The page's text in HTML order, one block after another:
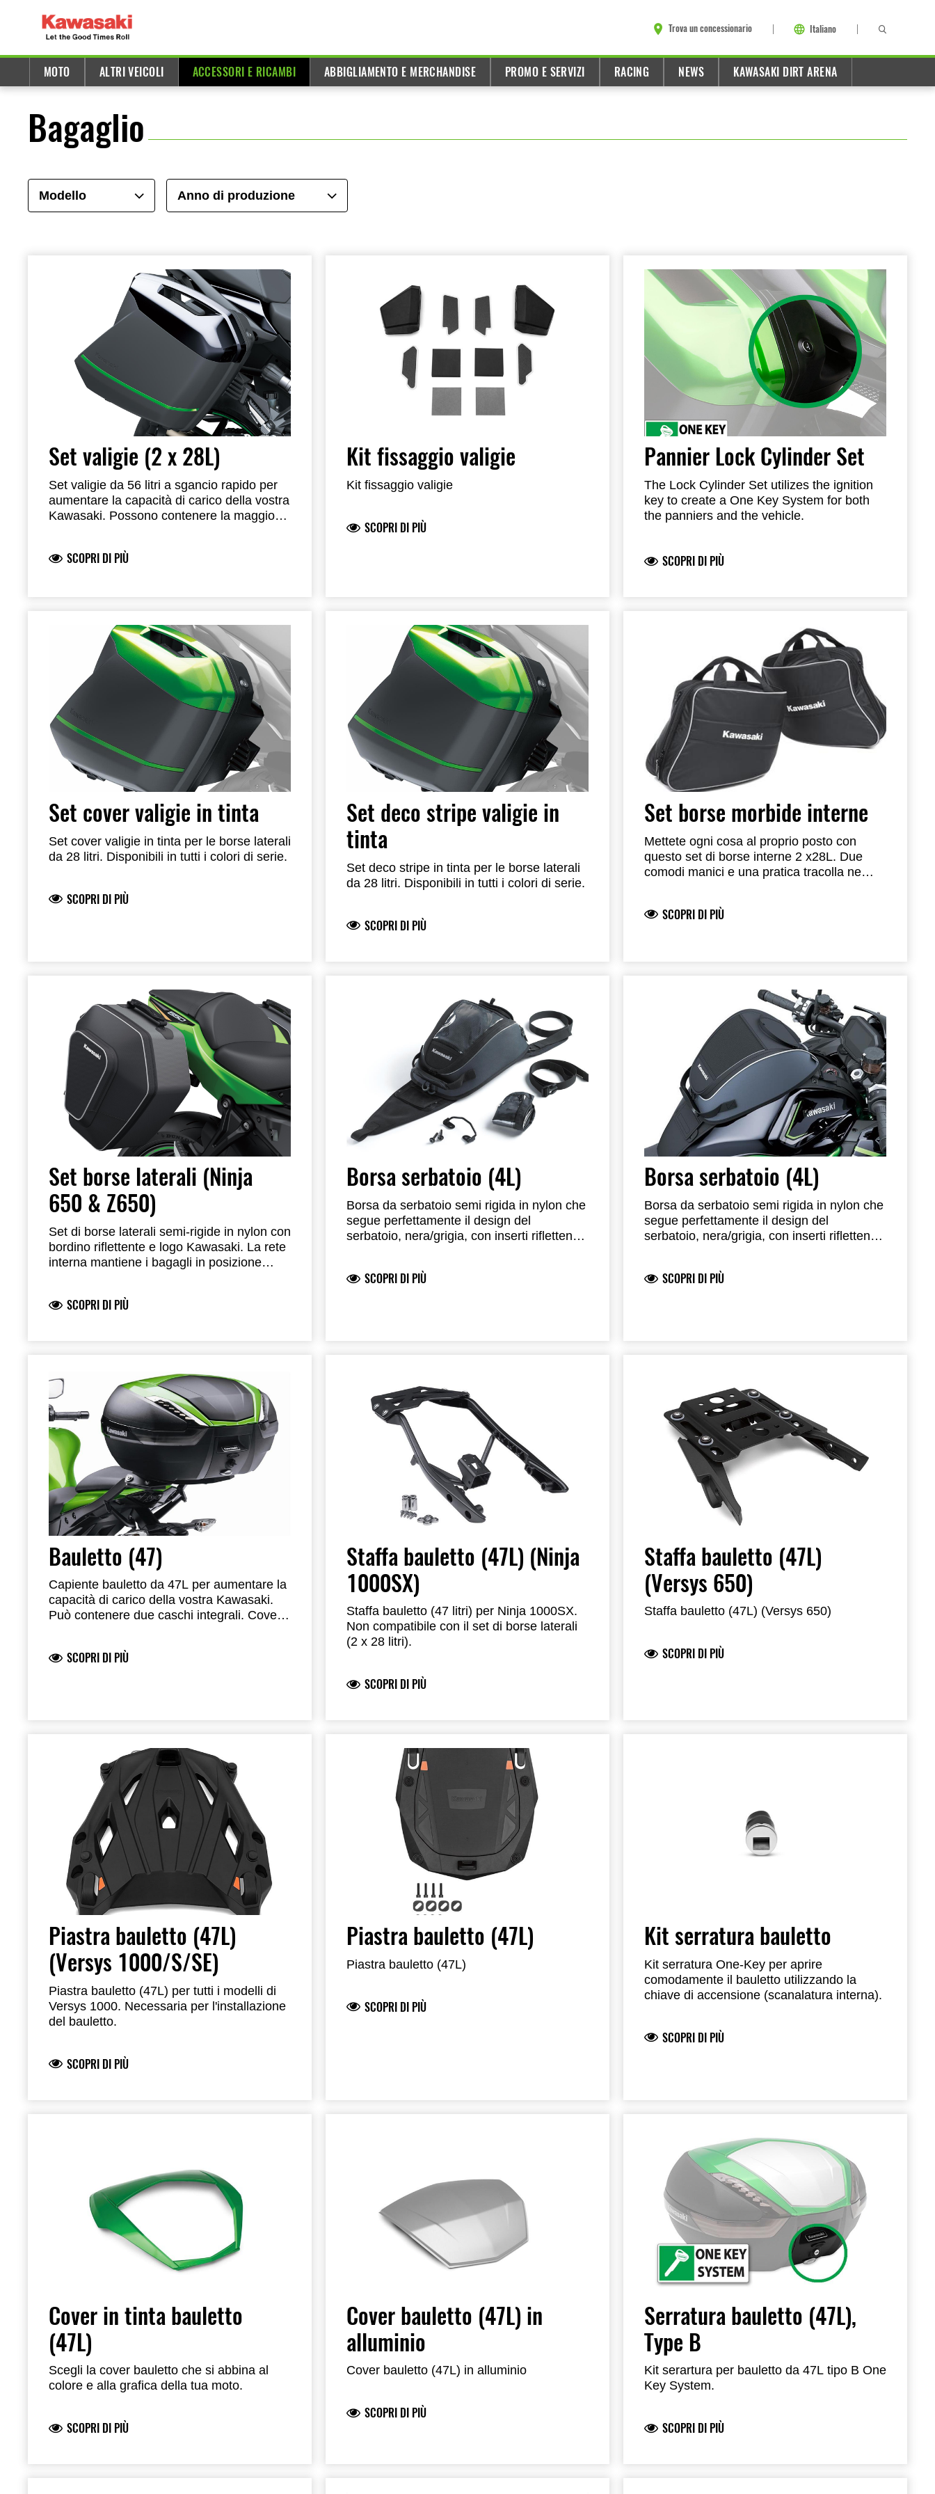
Trova un concessionario Italiano
MOTO ALTRI VEICOLI ACCESSORI E RICAMBI ABBIGLIAMENTO E MERCHANDISE PROMO E SERVIZI RACING NEWS KAWASAKI DIRT ARENA
Bagaglio
Modello Anno di produzione
Set valigie (2 x 28L)
Set valigie da 56 litri a sgancio rapido per
aumentare la capacità di carico della vostra
Kawasaki. Possono contenere la maggior
serie e, una volta rimosse, lasciano
chiave di accensione. Per l'installazione
sono necessari: Set valigie 2x28L - Kit
fissaggio valigie - Cover in tinta - Deco
stripe in tinta - Kit serrature.
SCOPRI DI PIÙ
Kit fissaggio valigie
Kit fissaggio valigie
SCOPRI DI PIÙ
Pannier Lock Cylinder Set
The Lock Cylinder Set utilizes the ignition
key to create a One Key System for both
the panniers and the vehicle.
Material: Steel
SCOPRI DI PIÙ
Set cover valigie in tinta
Set cover valigie in tinta per le borse laterali
da 28 litri. Disponibili in tutti i colori di serie.
SCOPRI DI PIÙ
Set deco stripe valigie in
tinta
Set deco stripe in tinta per le borse laterali
da 28 litri. Disponibili in tutti i colori di serie.
SCOPRI DI PIÙ
Set borse morbide interne
Mettete ogni cosa al proprio posto con
questo set di borse interne 2 x28L. Due
comodi manici e una pratica tracolla ne
SCOPRI DI PIÙ
Set borse laterali (Ninja
650 & Z650)
Set di borse laterali semi-rigide in nylon con
bordino riflettente e logo Kawasaki. La rete
interna mantiene i bagagli in posizione
staffa grazie alle apposite clip. Sono
sistema 815 mm. Per il montaggio è
necessario il set staffe dedicato. Non
compatibili con il bauletto o lo scarico
Arrow.
SCOPRI DI PIÙ
Borsa serbatoio (4L)
Borsa da serbatoio semi rigida in nylon che
segue perfettamente il design del
serbatoio, nera/grigia, con inserti riflettenti
degli auricolari dello smartphone , oppure
approssimativa 4 litri. Per il montaggio è
necessario acquistare separatamente la
staffa dedicata.
SCOPRI DI PIÙ
Borsa serbatoio (4L)
Borsa da serbatoio semi rigida in nylon che
segue perfettamente il design del
serbatoio, nera/grigia, con inserti riflettenti
degli auricolari dello smartphone , oppure
2Kg. Per il montaggio è necessaria la staffa
corrispondente.
SCOPRI DI PIÙ
Bauletto (47)
Capiente bauletto da 47L per aumentare la
capacità di carico della vostra Kawasaki.
Può contenere due caschi integrali. Cover
separatamente. Questo bauletto è dotato
L x 584 mm (23”) P x 305 mm (12") A. il
limite di carico del bauletto è di 5 kg (11
libbre). Sulla Ninja 1000 SX, il bauletto (47
litri) non è compatibile con le borse laterali.
SCOPRI DI PIÙ
Staffa bauletto (47L) (Ninja
1000SX)
Staffa bauletto (47 litri) per Ninja 1000SX.
Non compatibile con il set di borse laterali
(2 x 28 litri).
SCOPRI DI PIÙ
Staffa bauletto (47L)
(Versys 650)
Staffa bauletto (47L) (Versys 650)
SCOPRI DI PIÙ
Piastra bauletto (47L)
(Versys 1000/S/SE)
Piastra bauletto (47L) per tutti i modelli di
Versys 1000. Necessaria per l'installazione
del bauletto.
SCOPRI DI PIÙ
Piastra bauletto (47L)
Piastra bauletto (47L)
SCOPRI DI PIÙ
Kit serratura bauletto
Kit serratura One-Key per aprire
comodamente il bauletto utilizzando la
chiave di accensione (scanalatura interna).
SCOPRI DI PIÙ
Cover in tinta bauletto
(47L)
Scegli la cover bauletto che si abbina al
colore e alla grafica della tua moto.
SCOPRI DI PIÙ
Cover bauletto (47L) in
alluminio
Cover bauletto (47L) in alluminio
SCOPRI DI PIÙ
Serratura bauletto (47L),
Type B
Kit serartura per bauletto da 47L tipo B One
Key System.
SCOPRI DI PIÙ